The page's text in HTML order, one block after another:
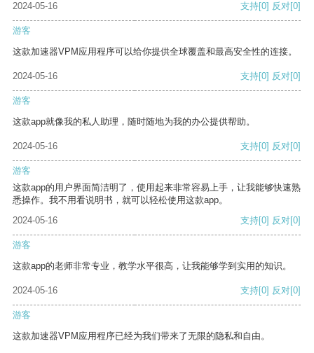
2024-05-16 支持[0] 反对[0]
游客
这款加速器VPM应用程序可以给你提供全球覆盖和最高安全性的连接。
2024-05-16 支持[0] 反对[0]
游客
这款app就像我的私人助理，随时随地为我的办公提供帮助。
2024-05-16 支持[0] 反对[0]
游客
这款app的用户界面简洁明了，使用起来非常容易上手，让我能够快速熟
悉操作。我不用看说明书，就可以轻松使用这款app。
2024-05-16
支持[0] 反对[0]
游客
这款app的老师非常专业，教学水平很高，让我能够学到实用的知识。
2024-05-16 支持[0] 反对[0]
游客
这款加速器VPM应用程序已经为我们带来了无限的隐私和自由。